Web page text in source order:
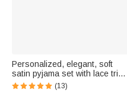
Personalized, elegant, soft
satin pyjama set with lace trim
and embroidery, featuring text
(13)